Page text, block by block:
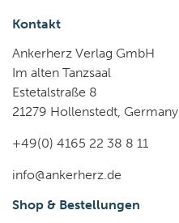
Kontakt
Ankerherz Verlag GmbH
Im alten Tanzsaal
Estetalstraße 8
21279 Hollenstedt, Germany
+49(0) 4165 22 38 8 11
info@ankerherz.de
Shop & Bestellungen